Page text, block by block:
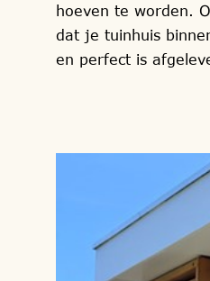
hoeven te worden.
dat je tuinhuis
en perfect is